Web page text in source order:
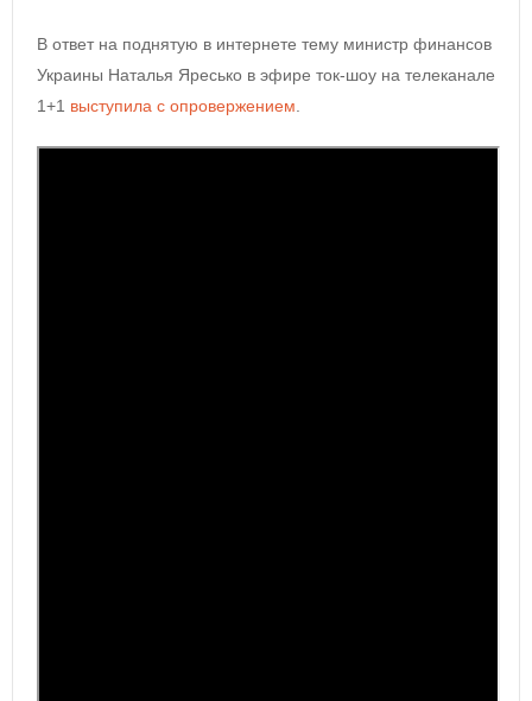
В ответ на поднятую в интернете тему министр финансов
Украины Наталья Яресько в эфире ток-шоу на телеканале
1+1 выступила с опровержением.